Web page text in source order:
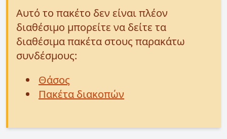
Αυτό το πακέτο δεν είναι πλέον
διαθέσιμο μπορείτε να δείτε τα
διαθέσιμα πακέτα στους παρακάτω
συνδέσμους:
Θάσος
Πακέτα διακοπών